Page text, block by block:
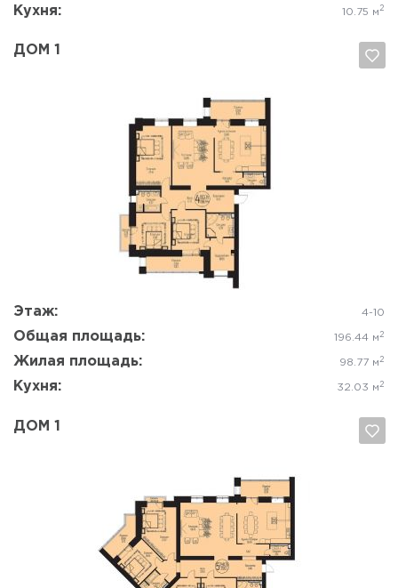
Кухня: 10.75 м 2
ДОМ 1
Этаж: 4-10
Общая площадь: 196.44 м 2
Жилая площадь: 98.77 м 2
Кухня: 32.03 м 2
Да, удалить Отмена
ДОМ 1